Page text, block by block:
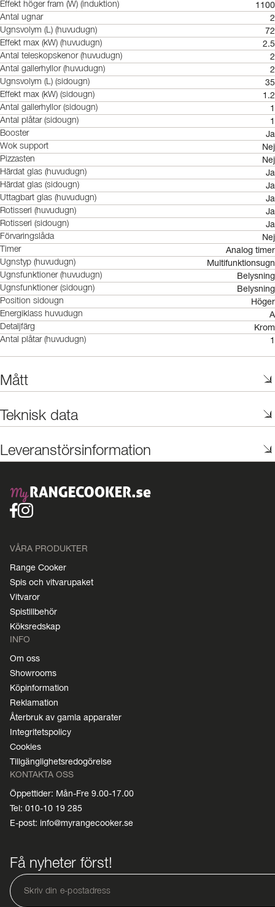
Effekt höger fram (W) (induktion) 1100
Antal ugnar 2
Ugnsvolym (L) (huvudugn) 72
Effekt max (kW) (huvudugn) 2.5
Antal teleskopskenor (huvudugn) 2
Antal gallerhyllor (huvudugn) 2
Ugnsvolym (L) (sidougn) 35
Effekt max (kW) (sidougn) 1.2
Antal gallerhyllor (sidougn) 1
Antal plåtar (sidougn) 1
Booster Ja
Wok support Nej
Pizzasten Nej
Härdat glas (huvudugn) Ja
Härdat glas (sidougn) Ja
Uttagbart glas (huvudugn) Ja
Rotisseri (huvudugn) Ja
Rotisseri (sidougn) Ja
Förvaringslåda Nej
Timer Analog timer
Ugnstyp (huvudugn) Multifunktionsugn
Ugnsfunktioner (huvudugn) Belysning
Ugnsfunktioner (sidougn) Belysning
Position sidougn Höger
Energiklass huvudugn A
Detaljfärg Krom
Antal plåtar (huvudugn) 1
Mått
Teknisk data
Leveranstörsinformation
VÅRA PRODUKTER
Range Cooker
Spis och vitvarupaket
Vitvaror
Spistillbehör
Köksredskap
INFO
Om oss
Showrooms
Köpinformation
Reklamation
Återbruk av gamla apparater
Integritetspolicy
Cookies
Tillgänglighetsredogörelse
KONTAKTA OSS
Öppettider: Mån-Fre 9.00-17.00
Tel: 010-10 19 285
E-post: info@myrangecooker.se
Få nyheter först!